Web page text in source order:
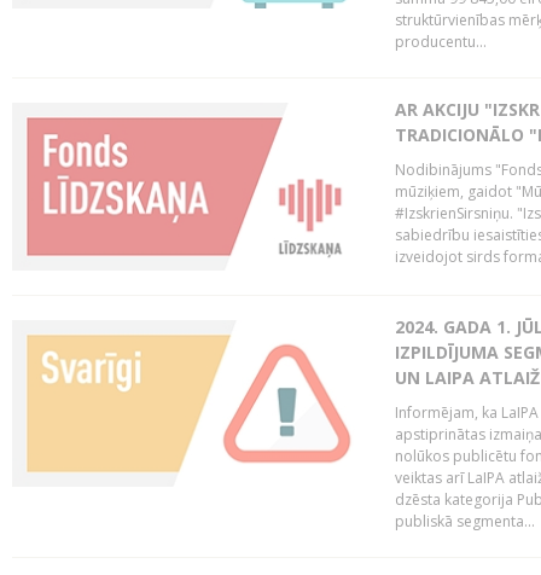
struktūrvienības
producentu...
AR AKCIJU
TRADICIONĀLO
Nodibinājums
mūziķiem, gaidot
#IzskrienSirsniņu.
sabiedrību
izveidojot sirds
2024. GADA 1.
IZPILDĪJUMA
UN LAIPA
Informējam, ka
apstiprinātas
nolūkos publicētu
veiktas arī LaIPA
dzēsta kategorija
publiskā segmenta...